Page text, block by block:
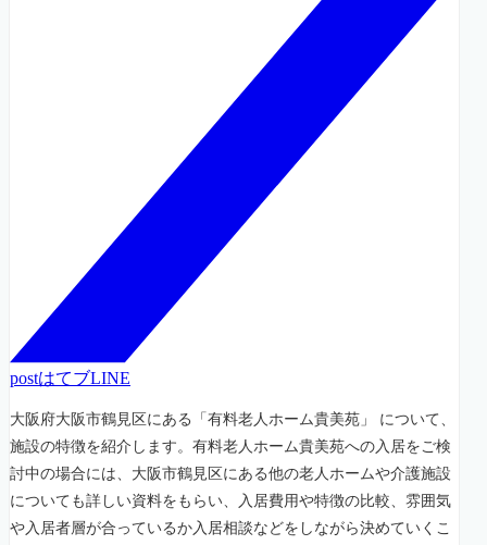
postはてブLINE
大阪府大阪市鶴見区にある「有料老人ホーム貴美苑」 について、
施設の特徴を紹介します。有料老人ホーム貴美苑への入居をご検
討中の場合には、大阪市鶴見区にある他の老人ホームや介護施設
についても詳しい資料をもらい、入居費用や特徴の比較、雰囲気
や入居者層が合っているか入居相談などをしながら決めていくこ